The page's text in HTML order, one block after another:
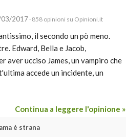
2017 · 858 opinioni su Opinioni.it
il secondo un pò meno.
Edward, Bella e Jacob,
ucciso James, un vampiro che
accede un incidente, un
Continua a leggere l'opinione »
è strana